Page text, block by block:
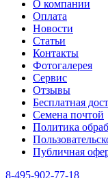
Тмин
Трава для
Туласи
Укроп
Фенхель
Цикорий
Цикорий
Черемша
Шпинат
Щавель
Эндивий
Эстрагон
О компании
Оплата
Новости
Статьи
Контакты
Фотогалерея​
Сервис
Отзывы
Бесплатная
Семена почтой
Политика
Публичная
8-495-902-77-18